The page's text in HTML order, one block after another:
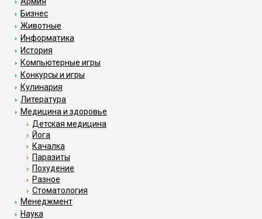
Бизнес
Животные
Информатика
История
Компьютерные игры
Конкурсы и игры
Кулинария
Литература
Медицина и здоровье
Детская медицина
Йога
Качалка
Паразиты
Похудение
Разное
Стоматология
Менеджмент
Наука